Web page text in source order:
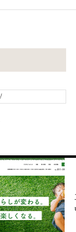
【人工
工芝「
urf」施